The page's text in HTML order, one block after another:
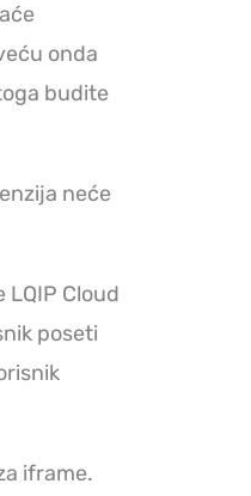
onda
budite
neće
LQIP Cloud
poseti
iframe.